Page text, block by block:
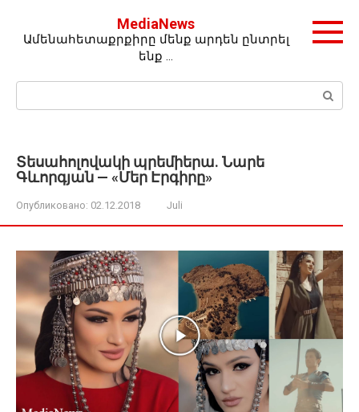
контенту
MediaNews
Ամենահետաքրքիրը մենք արդեն ընտրել
ենք …
Поиск:
Տեսահոլովակի պրեմիերա. Նարե
Գևորգյան — «Մեր Էրգիրը»
Опубликовано: 02.12.2018 Juli